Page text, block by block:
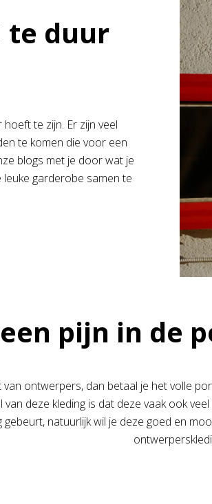
te duur
te zijn. Er zijn veel
te komen die voor een
blogs met je door wat je
garderobe samen te
pijn in de
ontwerpers, dan betaal je het volle
deze kleding is dat deze vaak ook
natuurlijk wil je deze goed en